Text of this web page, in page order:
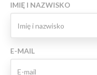
IMIĘ I NAZWISKO
E-MAIL